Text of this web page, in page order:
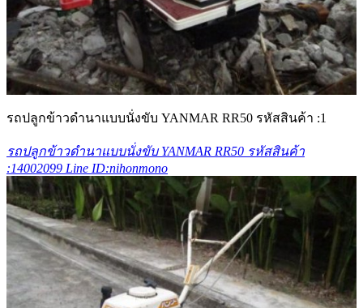
รถปลูกข้าวดำนาแบบนั่งขับ YANMAR RR50 รหัสสินค้า :1
รถปลูกข้าวดำนาแบบนั่งขับ YANMAR RR50 รหัสสินค้า
:14002099 Line ID:nihonmono